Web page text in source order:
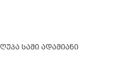
სამი ადამიანი